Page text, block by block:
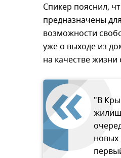
Спикер пояснил,
предназначены
возможности
уже о выходе из
на качестве жизни
"В
новых